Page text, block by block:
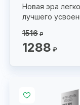
Новая эра
лучшего
1516 ₽
1288 ₽